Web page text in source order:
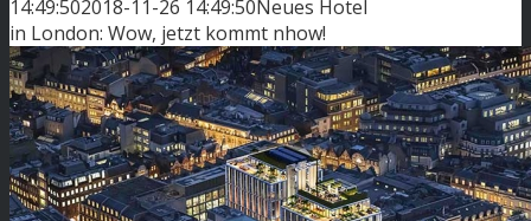
14:49:502018-11-26 14:49:50Neues Hotel
in London: Wow, jetzt kommt nhow!